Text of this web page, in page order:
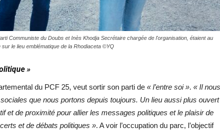
Communiste du Doubs et Inès Khodja Secrétaire chargée de l'organisation, étaient au
le lieu emblématique de la Rhodiaceta ©YQ
»
du PCF 25, veut sortir son parti de « l’entre soi ». « Il nous
que nous portons depuis toujours. Un lieu aussi plus ouvert
et de proximité pour allier les messages politiques et le plaisir de
et de débats politiques ». A voir l’occupation du parc, l’objectif